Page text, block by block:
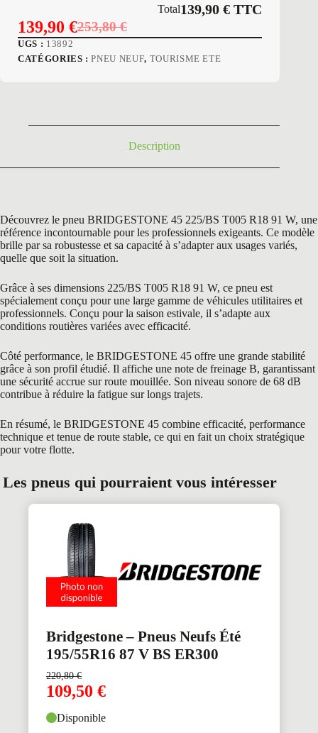
Total139,90€ TTC
253,80€
Le
prix
139,90 €
Le
prix
UGS : 13892
CATÉGORIES :PNEU NEUF, TOURISME ETE
Description
Découvrez le pneu BRIDGESTONE 45 225/BS T005 R18 91 W, une
référence incontournable pour les professionnels exigeants. Ce modèle
brille par sa robustesse et sa capacité à s’adapter aux usages variés,
quelle que soit la situation.
Grâce à ses dimensions 225/BS T005 R18 91 W, ce pneu est
spécialement conçu pour une large gamme de véhicules utilitaires et
professionnels. Conçu pour la saison estivale, il s’adapte aux
conditions routières variées avec efficacité.
Côté performance, le BRIDGESTONE 45 offre une grande stabilité
grâce à son profil étudié. Il affiche une note de freinage B, garantissant
une sécurité accrue sur route mouillée. Son niveau sonore de 68 dB
contribue à réduire la fatigue sur longs trajets.
En résumé, le BRIDGESTONE 45 combine efficacité, performance
technique et tenue de route stable, ce qui en fait un choix stratégique
pour votre flotte.
Les pneus qui pourraient vous intéresser
Bridgestone – Pneus Neufs Été
195/55R16 87 V BS ER300
220,80€
109,50 €
Disponible